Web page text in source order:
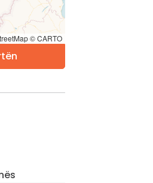
© CARTO